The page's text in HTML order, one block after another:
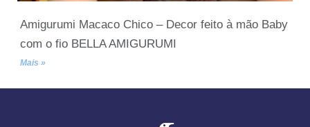
Amigurumi Macaco Chico – Decor feito à mão Baby
com o fio BELLA AMIGURUMI
Mais »